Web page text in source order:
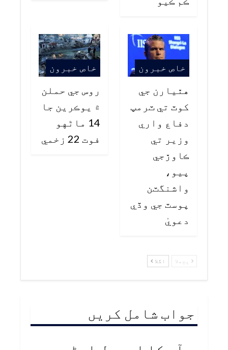
خاص خبرون
هٿيارن جي
کوٽ تي ٽرمپ
دفاع واري
وزير تي
ڪاوڙجي
پيو،
واشنگٽن
پوسٽ جي وڏي
دعويٰ
خاص خبرون
روس جي حملن
۾ يوڪرين جا
14 ماڻهو
فوت 22 زخمي
پچھلا اگلا
جواب شامل کریں